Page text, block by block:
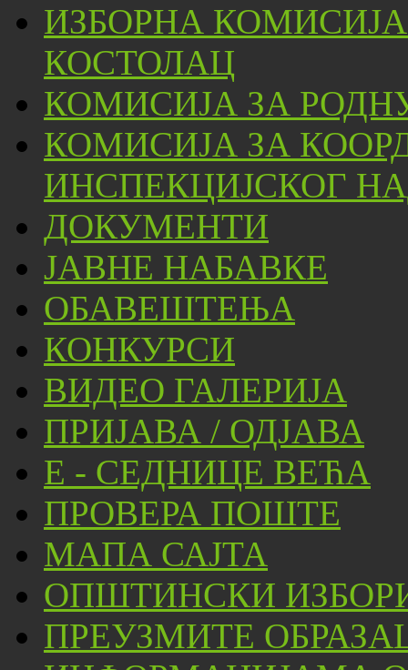
ИЗБОРНА
КОСТОЛАЦ
КОМИСИЈА ЗА
КОМИСИЈА ЗА
ИНСПЕКЦИЈСКОГ
ДОКУМЕНТИ
ЈАВНЕ НАБАВКЕ
ОБАВЕШТЕЊА
КОНКУРСИ
ВИДЕО ГАЛЕРИЈА
ПРИЈАВА / ОДЈАВА
Е - СЕДНИЦЕ ВЕЋА
ПРОВЕРА ПОШТЕ
МАПА САЈТА
ОПШТИНСКИ
ПРЕУЗМИТЕ